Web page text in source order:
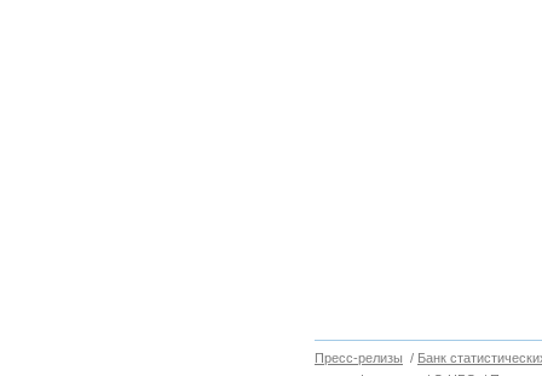
Пресс-релизы / Банк